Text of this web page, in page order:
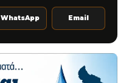
WhatsApp Email